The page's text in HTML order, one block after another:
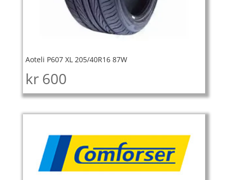
Aoteli P607 XL 205/40R16 87W
kr 600